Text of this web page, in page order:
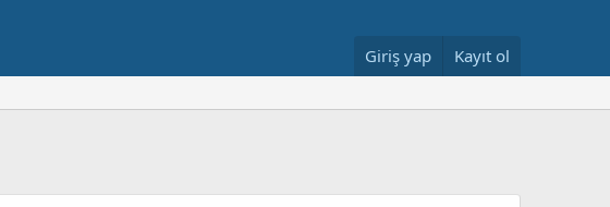
Giriş yap Kayıt ol